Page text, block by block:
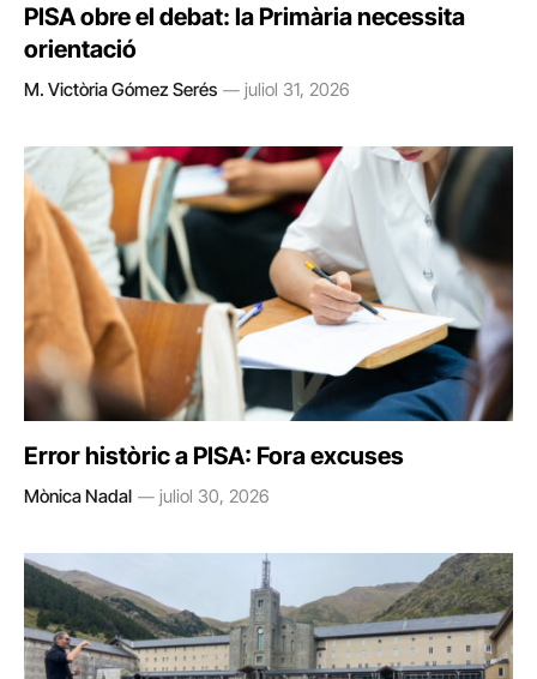
PISA obre el debat: la Primària necessita
orientació
M. Victòria Gómez Serés juliol 31, 2026
Error històric a PISA: Fora excuses
Mònica Nadal juliol 30, 2026